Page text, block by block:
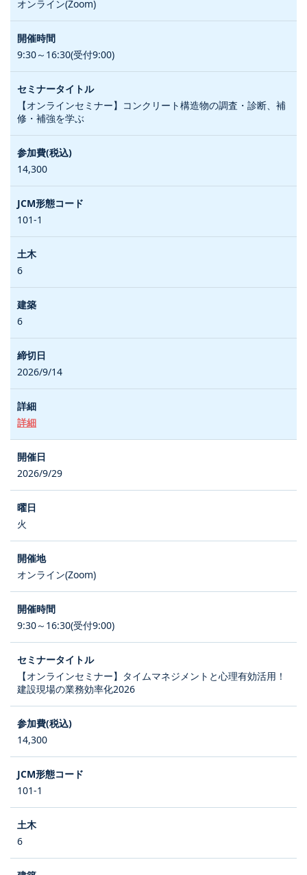
オンライン(Zoom)
9:30～16:30(受付9:00)
【オンラインセミナー】コンクリート構造物の調査・診断、補
修・補強を学ぶ
14,300
101-1
6
6
2026/9/14
詳細
2026/9/29
火
オンライン(Zoom)
9:30～16:30(受付9:00)
【オンラインセミナー】タイムマネジメントと心理有効活用！
建設現場の業務効率化2026
14,300
101-1
6